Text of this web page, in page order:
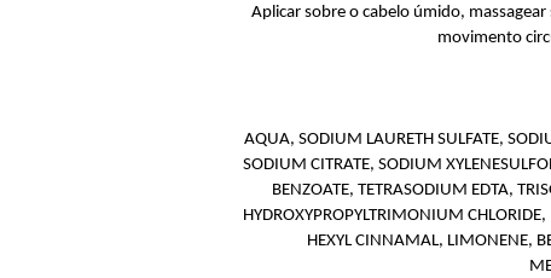
Aplicar sobre o cabelo úmido,
movimento
AQUA, SODIUM LAURETH SULFATE,
SODIUM CITRATE, SODIUM
BENZOATE, TETRASODIUM EDTA,
HYDROXYPROPYLTRIMONIUM CHLORIDE,
HEXYL CINNAMAL, LIMONENE,